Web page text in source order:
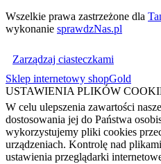
Wszelkie prawa zastrzeżone dla
wykonanie sprawdzNas.pl
Zarządzaj ciasteczkami
Sklep internetowy shopGold
USTAWIENIA PLIKÓW
W celu ulepszenia zawartości
dostosowania jej do Państwa
wykorzystujemy pliki cookies
urządzeniach. Kontrolę nad
ustawienia przeglądarki